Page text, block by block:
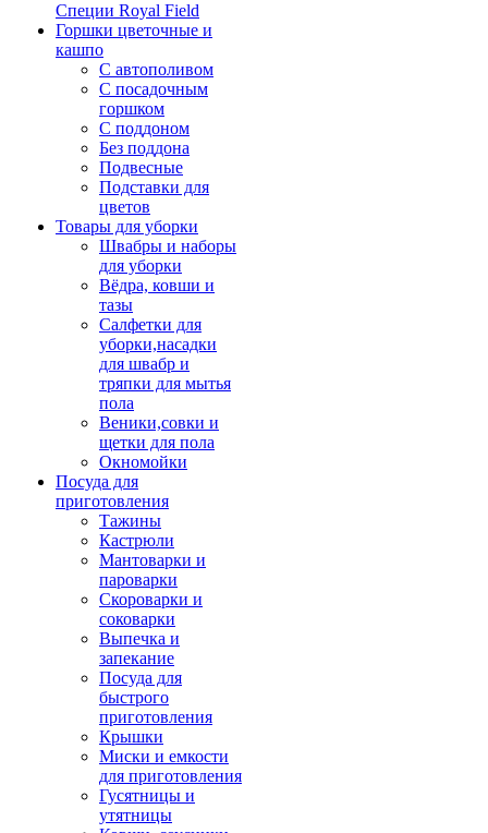
Специи Royal Field
Горшки цветочные и
кашпо
С автополивом
С посадочным
горшком
С поддоном
Без поддона
Подвесные
Подставки для
цветов
Товары для уборки
Швабры и наборы
для уборки
Вёдра, ковши и
тазы
Салфетки для
уборки,насадки
для швабр и
тряпки для мытья
пола
Веники,совки и
щетки для пола
Окномойки
Посуда для
приготовления
Тажины
Кастрюли
Мантоварки и
пароварки
Скороварки и
соковарки
Выпечка и
запекание
Посуда для
быстрого
приготовления
Крышки
Миски и емкости
для приготовления
Гусятницы и
утятницы